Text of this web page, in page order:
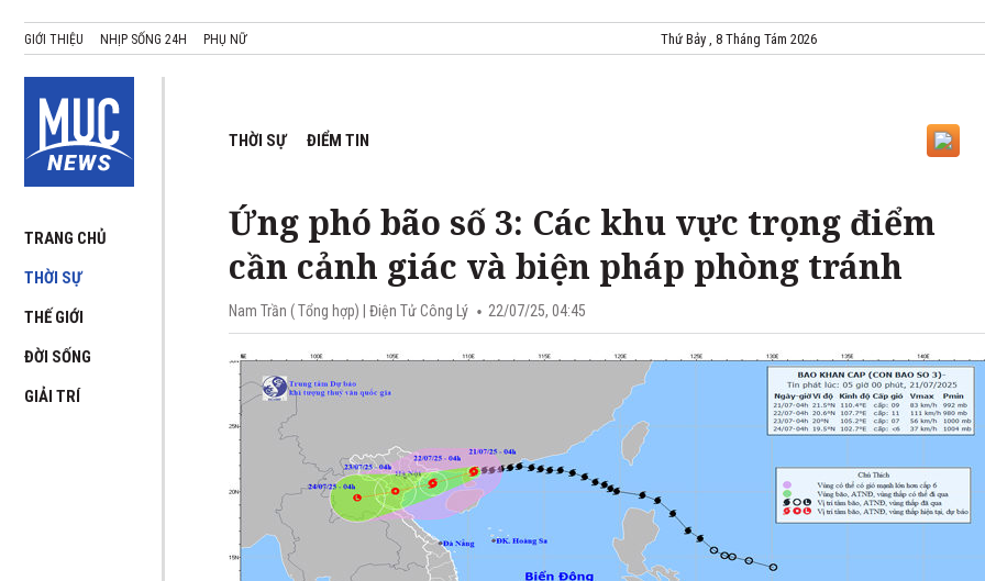
GIỚI THIỆU NHỊP SỐNG 24H PHỤ NỮ Thứ Bảy , 8 Tháng Tám 2026
TRANG CHỦ
THỜI SỰ
THẾ GIỚI
ĐỜI SỐNG
GIẢI TRÍ
THỜI SỰ ĐIỂM TIN
Ứng phó bão số 3: Các khu vực trọng điểm
cần cảnh giác và biện pháp phòng tránh
Nam Trần ( Tổng hợp) | Điện Tử Công Lý 22/07/25, 04:45